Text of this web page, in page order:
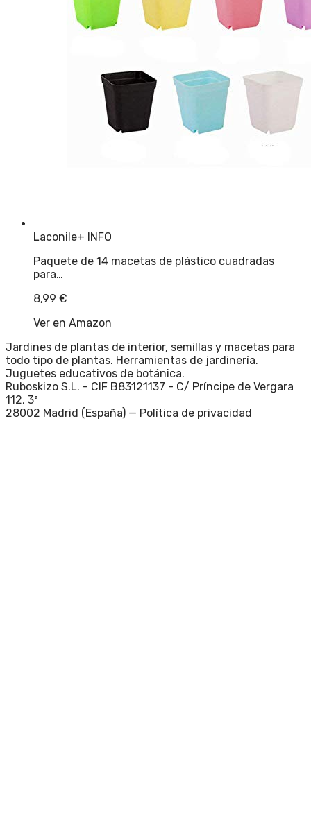
Laconile+ INFO
Paquete de 14 macetas de plástico cuadradas
para…
8,99 €
Ver en Amazon
Jardines de plantas de interior, semillas y macetas para
todo tipo de plantas. Herramientas de jardinería.
Juguetes educativos de botánica.
Ruboskizo S.L. - CIF B83121137 - C/ Príncipe de Vergara
112, 3ª
28002 Madrid (España) — Política de privacidad